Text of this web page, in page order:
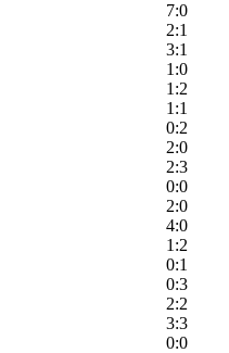
7:0
2:1
3:1
1:0
1:2
1:1
0:2
2:0
2:3
0:0
2:0
4:0
1:2
0:1
0:3
2:2
3:3
0:0